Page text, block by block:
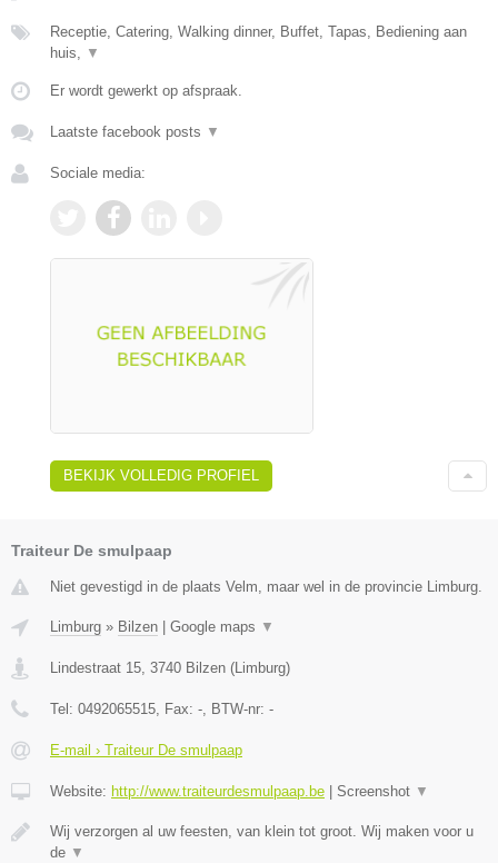
Receptie, Catering, Walking dinner, Buffet, Tapas, Bediening aan
huis,
▼
Er wordt gewerkt op afspraak.
Laatste facebook posts ▼
Sociale media:
BEKIJK VOLLEDIG PROFIEL
Traiteur De smulpaap
Niet gevestigd in de plaats Velm, maar wel in de provincie Limburg.
Limburg » Bilzen Google maps ▼
Lindestraat 15, 3740 Bilzen (Limburg)
Tel: 0492065515, Fax: -, BTW-nr: -
E-mail › Traiteur De smulpaap
Website: http://www.traiteurdesmulpaap.be Screenshot ▼
Wij verzorgen al uw feesten, van klein tot groot. Wij maken voor u
de ▼